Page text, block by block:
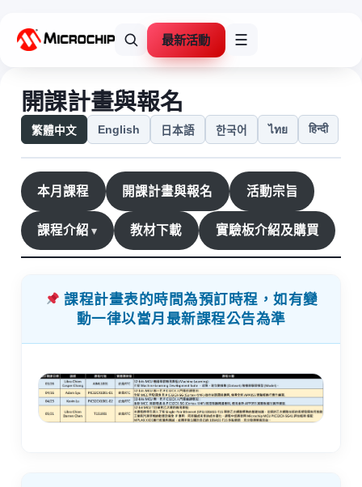
最新活動 ☰
開課計畫與報名
繁體中文 English 日本語 한국어 ไทย हिन्दी
本月課程 開課計畫與報名 活動宗旨
課程介紹 教材下載 實驗板介紹及購買
課程計畫表的時間為預訂時程，如有變
動一律以當月最新課程公告為準